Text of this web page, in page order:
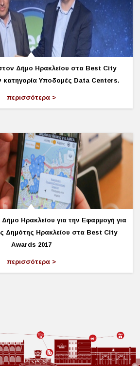
Δήμο Ηρακλείου στα Best City
κατηγορία Υποδομές Data Centers.
περισσότερα
Ηρακλείου για την Εφαρμογή για
Δημότης Ηρακλείου στα Best City
Awards 2017
περισσότερα